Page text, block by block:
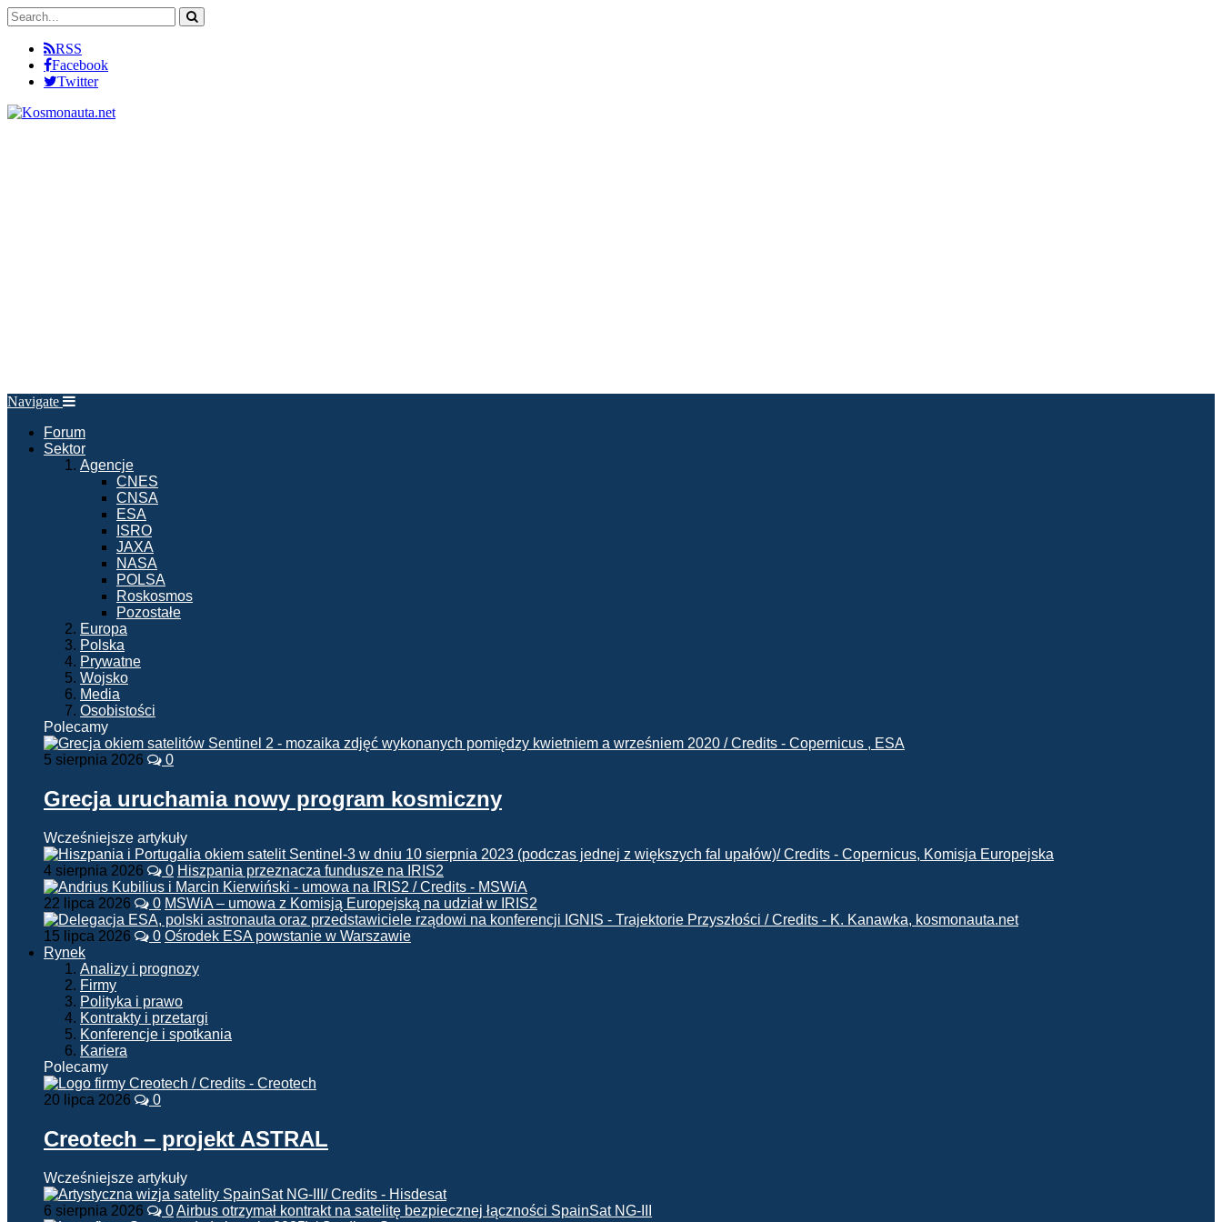
RSS
Facebook
Twitter
Navigate
Forum
Sektor
Agencje
CNES
CNSA
ESA
ISRO
JAXA
NASA
POLSA
Roskosmos
Pozostałe
Europa
Polska
Prywatne
Wojsko
Media
Osobistości
Polecamy
5 sierpnia 2026 0
Grecja uruchamia nowy program kosmiczny
Wcześniejsze artykuły
4 sierpnia 2026 0 Hiszpania przeznacza fundusze na IRIS2
22 lipca 2026 0 MSWiA – umowa z Komisją Europejską na udział w IRIS2
15 lipca 2026 0 Ośrodek ESA powstanie w Warszawie
Rynek
Analizy i prognozy
Firmy
Polityka i prawo
Kontrakty i przetargi
Konferencje i spotkania
Kariera
Polecamy
20 lipca 2026 0
Creotech – projekt ASTRAL
Wcześniejsze artykuły
6 sierpnia 2026 0Airbus otrzymał kontrakt na satelitę bezpiecznej łączności SpainSat NG-III